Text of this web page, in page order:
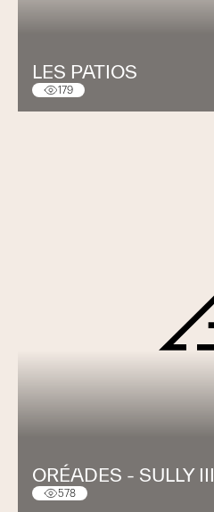
LES PATIOS
179
ORÉADES - SULLY III
578